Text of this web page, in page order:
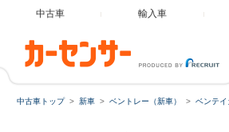
中古車 輸入車
中古車トップ 新車 ベントレー（新車） ベンテイ